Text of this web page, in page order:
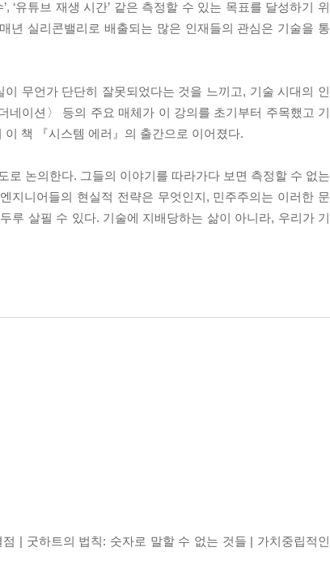
‘유튜브 재생 시간’ 같은 측정할 수 있는 목표를 달성하기 위
년 실리콘밸리로 배출되는 많은 인재들의 관심은 기술을 통
무언가 단단히 잘못되었다는 것을 느끼고, 기술 시대의 인
이션〉 등의 주요 매체가 이 강의를 초기부터 주목했고 기
책 『시스템 에러』의 출간으로 이어졌다.
논의한다. 그들의 이야기를 따라가다 보면 측정할 수 없는
지니어들의 현실적 전략은 무엇인지, 민주주의는 이러한 문
루 살필 수 있다. 기술에 지배당하는 삶이 아니라, 우리가 기
| 굿하트의 법칙: 숫자로 말할 수 없는 것들 | 가치중립적인